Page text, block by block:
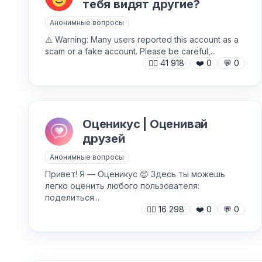
SCAM
тебя видят другие?
Анонимные вопросы
⚠️ Warning: Many users reported this account as a
scam or a fake account. Please be careful,...
🙍‍♂️ 41 918 ❤️ 0 💬 0
Оценикус | Оценивай
друзей
Анонимные вопросы
Привет! Я — Оценикус 😊 Здесь ты можешь
легко оценить любого пользователя:
поделиться...
🙍‍♂️ 16 298 ❤️ 0 💬 0